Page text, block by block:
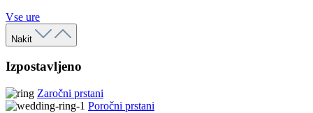
Vse ure
Nakit
Izpostavljeno
Zaročni prstani
Poročni prstani